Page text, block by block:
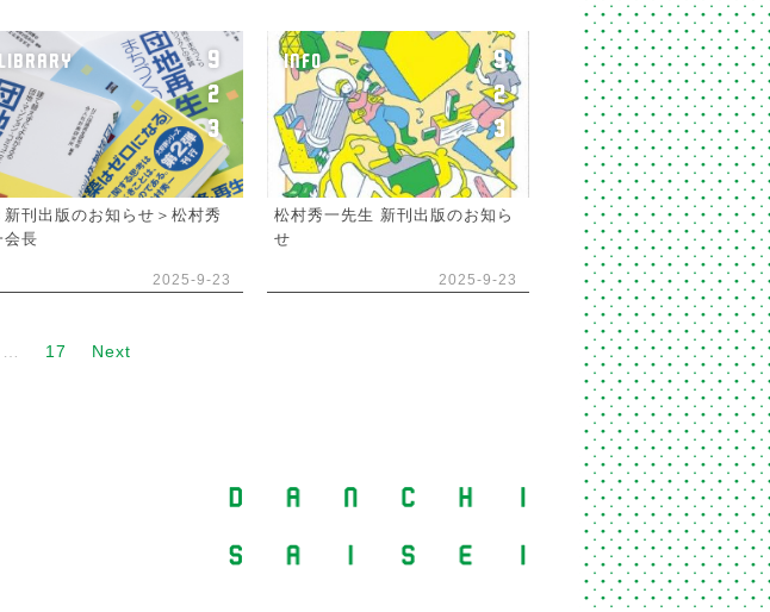
LIBRARY
9
2
3
新刊出版のお知らせ＞松村秀
会長
2025-9-23
INFO
9
2
3
松村秀一先生 新刊出版のお知ら
せ
2025-9-23
… 17 Next